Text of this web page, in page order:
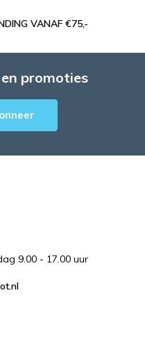
VANAF €75,-
promoties
9.00 - 17.00 uur